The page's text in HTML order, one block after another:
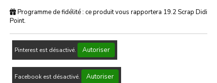
Programme de fidélité : ce produit vous rapportera 19.2Scrap Didi
Point.
Pinterest est désactivé. Autoriser
Facebook est désactivé. Autoriser